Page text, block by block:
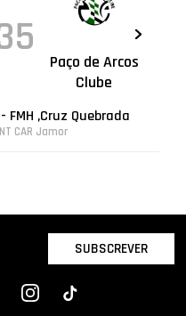
Paço de Arcos
Clube
FMH ,Cruz Quebrada
CAR Jamor
SUBSCREVER